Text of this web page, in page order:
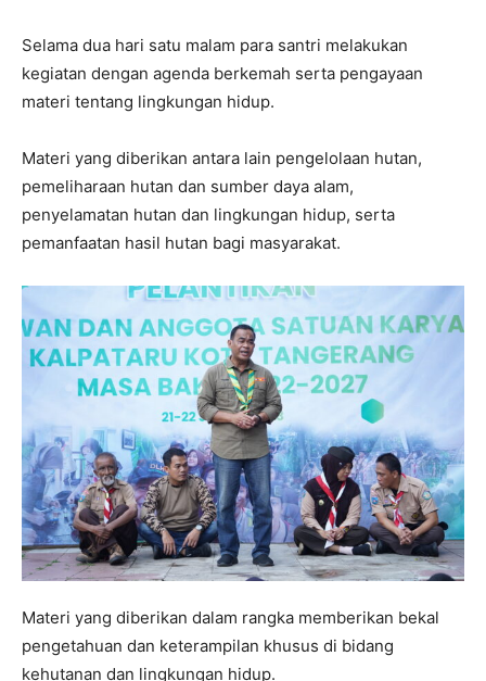
Selama dua hari satu malam para santri melakukan
kegiatan dengan agenda berkemah serta pengayaan
materi tentang lingkungan hidup.
Materi yang diberikan antara lain pengelolaan hutan,
pemeliharaan hutan dan sumber daya alam,
penyelamatan hutan dan lingkungan hidup, serta
pemanfaatan hasil hutan bagi masyarakat.
Materi yang diberikan dalam rangka memberikan bekal
pengetahuan dan keterampilan khusus di bidang
kehutanan dan lingkungan hidup.